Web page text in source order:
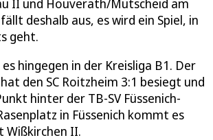
II und Houverath/Mutscheid am
deshalb aus, es wird ein Spiel, in
geht.
hingegen in der Kreisliga B1. Der
den SC Roitzheim 3:1 besiegt und
hinter der TB-SV Füssenich-
in Füssenich kommt es
Wißkirchen II.